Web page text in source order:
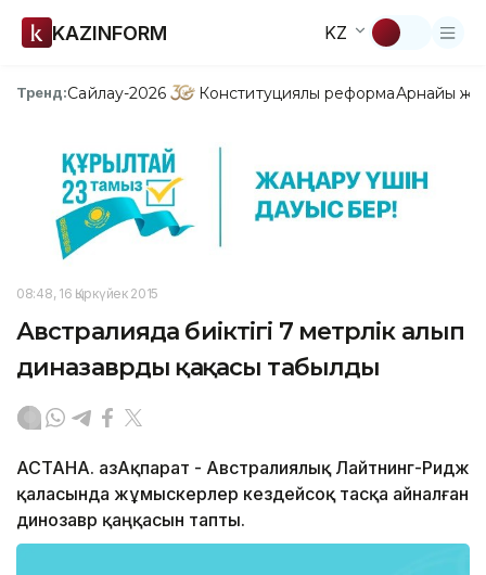
KAZINFORM KZ
Тренд:Сайлау-2026 Конституциялық реформаАрнайы
08:48, 16 Қыркүйек 2015
Австралияда биіктігі 7 метрлік алып
диназаврдың қаңқасы табылды
АСТАНА. ҚазАқпарат - Австралиялық Лайтнинг-Ридж
қаласында жұмыскерлер кездейсоқ тасқа айналған
динозавр қаңқасын тапты.